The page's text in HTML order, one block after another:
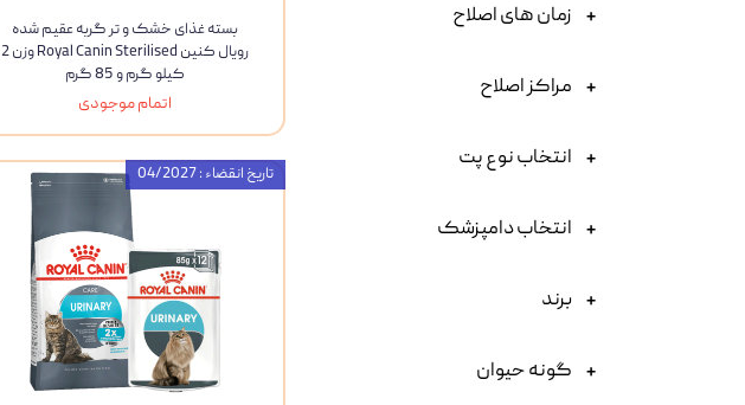
بسته غذای خشک و تر گربه عقیم شده
رویال کنین Royal Canin Sterilised وزن 2
کیلو گرم و 85 گرم
اتمام موجودی
تاریخ انقضاء : 04/2027
زمان های اصلاح
مراکز اصلاح
انتخاب نوع پت
انتخاب دامپزشک
برند
گونه حیوان